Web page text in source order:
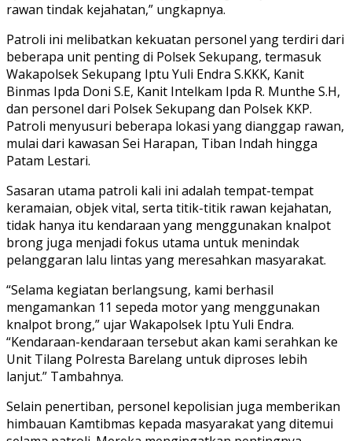
rawan tindak kejahatan,” ungkapnya.
Patroli ini melibatkan kekuatan personel yang terdiri dari
beberapa unit penting di Polsek Sekupang, termasuk
Wakapolsek Sekupang Iptu Yuli Endra S.KKK, Kanit
Binmas Ipda Doni S.E, Kanit Intelkam Ipda R. Munthe S.H,
dan personel dari Polsek Sekupang dan Polsek KKP.
Patroli menyusuri beberapa lokasi yang dianggap rawan,
mulai dari kawasan Sei Harapan, Tiban Indah hingga
Patam Lestari.
Sasaran utama patroli kali ini adalah tempat-tempat
keramaian, objek vital, serta titik-titik rawan kejahatan,
tidak hanya itu kendaraan yang menggunakan knalpot
brong juga menjadi fokus utama untuk menindak
pelanggaran lalu lintas yang meresahkan masyarakat.
“Selama kegiatan berlangsung, kami berhasil
mengamankan 11 sepeda motor yang menggunakan
knalpot brong,” ujar Wakapolsek Iptu Yuli Endra.
“Kendaraan-kendaraan tersebut akan kami serahkan ke
Unit Tilang Polresta Barelang untuk diproses lebih
lanjut.” Tambahnya.
Selain penertiban, personel kepolisian juga memberikan
himbauan Kamtibmas kepada masyarakat yang ditemui